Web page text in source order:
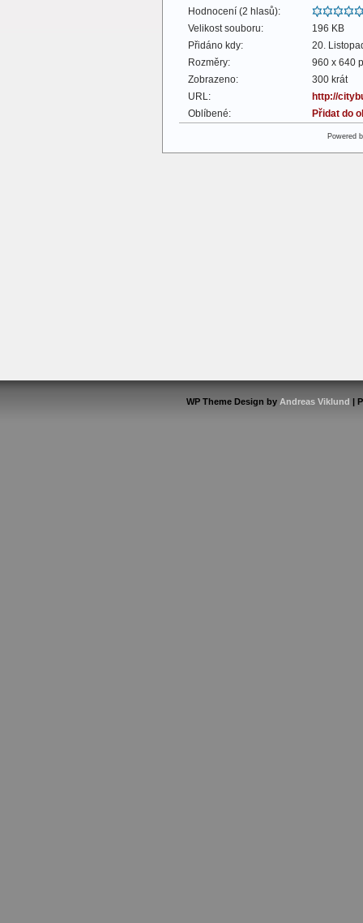
Hodnocení (2 hlasů):
Velikost souboru:
196 KB
Přidáno kdy:
20.
Rozměry:
960 x 640
Zobrazeno:
300 krát
URL:
http://
Oblíbené:
Přidat do
Powered
WP Theme Design by Andreas Viklund |